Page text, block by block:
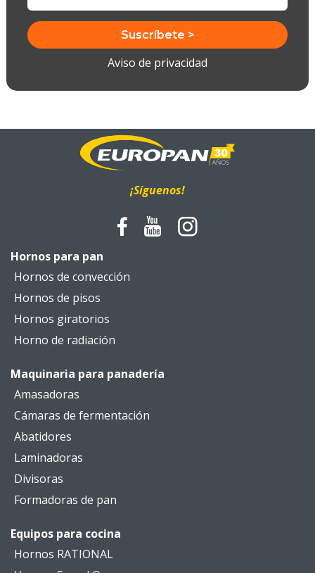
Aviso de privacidad
¡Síguenos!
Hornos para pan
Hornos de convección
Hornos de pisos
Hornos giratorios
Horno de radiación
Maquinaria para panadería
Amasadoras
Cámaras de fermentación
Abatidores
Laminadoras
Divisoras
Formadoras de pan
Equipos para cocina
Hornos RATIONAL